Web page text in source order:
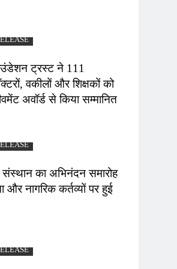
ट्रस्ट ने 111
वकीलों और शिक्षकों को
अवॉर्ड से किया सम्मानित
का अभिनंदन समारोह
नागरिक कर्तव्यों पर हुई